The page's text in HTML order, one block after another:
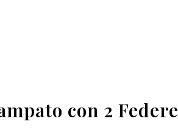
con 2 Federe